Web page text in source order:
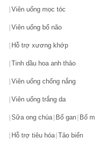
Viên uống mọc tóc
Viên uống bổ não
Hỗ trợ xương khớp
Tinh dầu hoa anh thảo
Viên uống chống nắng
Viên uống trắng da
Sữa ong chúa Bổ gan Bổ
Hỗ trợ tiêu hóa Tảo biển